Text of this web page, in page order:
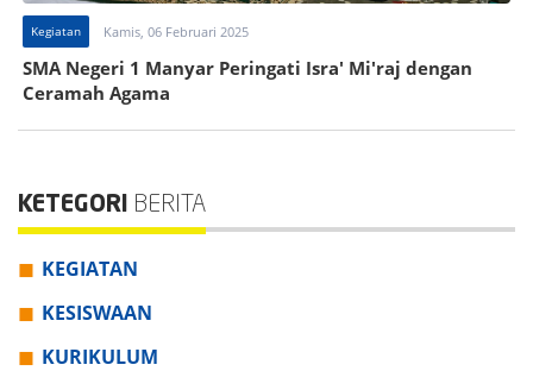
Kegiatan Kamis, 06 Februari 2025
SMA Negeri 1 Manyar Peringati Isra' Mi'raj dengan
Ceramah Agama
KETEGORI BERITA
KEGIATAN
KESISWAAN
KURIKULUM